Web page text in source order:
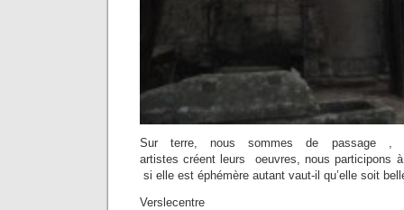
Sur terre, nous sommes de passage ,
artistes créent leurs oeuvres, nous participons
si elle est éphémère autant vaut-il qu’elle soit
Verslecentre